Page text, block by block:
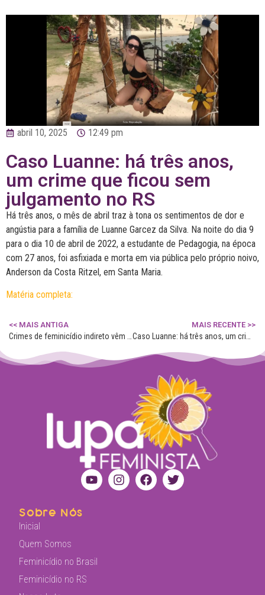
abril 10, 2025 12:49 pm
Caso Luanne: há três anos,
um crime que ficou sem
julgamento no RS
Há três anos, o mês de abril traz à tona os sentimentos de dor e
angústia para a família de Luanne Garcez da Silva. Na noite do dia 9
para o dia 10 de abril de 2022, a estudante de Pedagogia, na época
com 27 anos, foi asfixiada e morta em via pública pelo próprio noivo,
Anderson da Costa Ritzel, em Santa Maria.
Matéria completa:
<< MAIS ANTIGA MAIS RECENTE >>
Sobre Nós
Inicial
Quem Somos
Feminicídio no Brasil
Feminicídio no RS